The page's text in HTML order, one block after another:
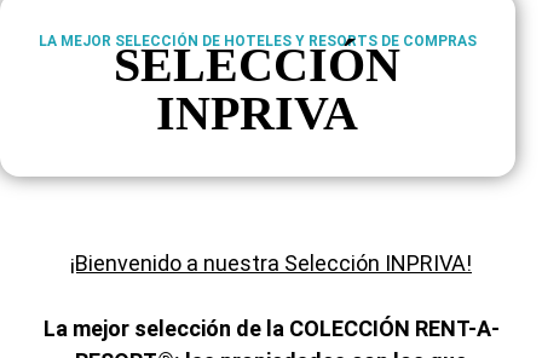
LA MEJOR SELECCIÓN DE HOTELES Y RESORTS DE COMPRAS
SELECCIÓN
INPRIVA
¡Bienvenido a nuestra Selección INPRIVA!
La mejor selección de la COLECCIÓN RENT-A-